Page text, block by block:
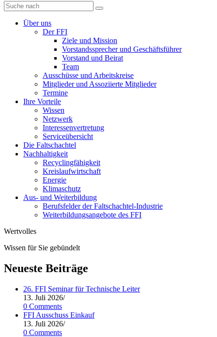
Diese
Website
durchsuchen
Über uns
Der FFI
Ziele und Mission
Vorstandssprecher und Geschäftsführer
Vorstand und Beirat
Team
Ausschüsse und Arbeitskreise
Mitglieder und Assoziierte Mitglieder
Termine
Ihre Vorteile
Wissen
Netzwerk
Interessenvertretung
Serviceübersicht
Die Faltschachtel
Nachhaltigkeit
Recyclingfähigkeit
Kreislaufwirtschaft
Energie
Klimaschutz
Aus- und Weiterbildung
Berufsfelder der Faltschachtel-Industrie
Weiterbildungsangebote des FFI
Wertvolles
Wissen für Sie gebündelt
Neueste Beiträge
26. FFI Seminar für Technische Leiter
13. Juli 2026/
0 Comments
FFI Ausschuss Einkauf
13. Juli 2026/
0 Comments